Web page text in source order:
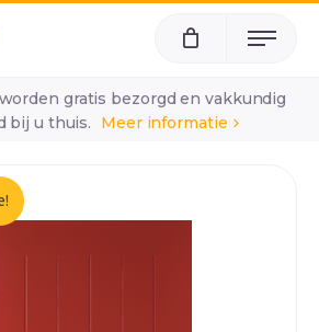
gratis bezorgd en vakkundig
bij u thuis.
Meer informatie
Menu
wk1930